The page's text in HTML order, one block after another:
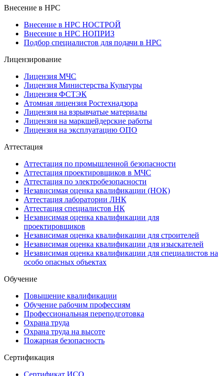
Внесение в НРС
Внесение в НРС НОСТРОЙ
Внесение в НРС НОПРИЗ
Подбор специалистов для подачи в НРС
Лицензирование
Лицензия МЧС
Лицензия Министерства Культуры
Лицензия ФСТЭК
Атомная лицензия Ростехнадзора
Лицензия на взрывчатые материалы
Лицензия на маркшейдерские работы
Лицензия на эксплуатацию ОПО
Аттестация
Аттестация по промышленной безопасности
Аттестация проектировщиков в МЧС
Аттестация по электробезопасности
Независимая оценка квалификации (НОК)
Аттестация лаборатории ЛНК
Аттестация специалистов НК
Независимая оценка квалификации для
проектировщиков
Независимая оценка квалификации для строителей
Независимая оценка квалификации для изыскателей
Независимая оценка квалификации для специалистов на
особо опасных объектах
Обучение
Повышение квалификации
Обучение рабочим профессиям
Профессиональная переподготовка
Охрана труда
Охрана труда на высоте
Пожарная безопасность
Сертификация
Сертификат ИСО